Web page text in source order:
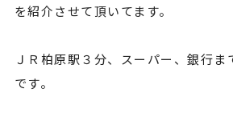
を紹介させて頂いてます。
ＪＲ柏原駅３分、スーパー、銀行ま
です。